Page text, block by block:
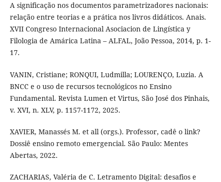
A significação nos documentos parametrizadores nacionais:
relação entre teorias e a prática nos livros didáticos. Anais.
XVII Congreso Internacional Asociacion de Lingística y
Filologia de Amárica Latina – ALFAL, João Pessoa, 2014, p. 1-
17.
VANIN, Cristiane; RONQUI, Ludmilla; LOURENÇO, Luzia. A
BNCC e o uso de recursos tecnológicos no Ensino
Fundamental. Revista Lumen et Virtus, São José dos Pinhais,
v. XVI, n. XLV, p. 1157-1172, 2025.
XAVIER, Manassés M. et all (orgs.). Professor, cadê o link?
Dossiê ensino remoto emergencial. São Paulo: Mentes
Abertas, 2022.
ZACHARIAS, Valéria de C. Letramento Digital: desafios e